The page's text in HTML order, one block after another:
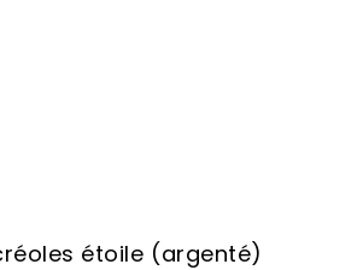
étoile (argenté)